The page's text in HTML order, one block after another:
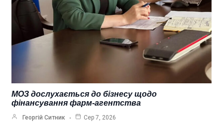
МОЗ дослухається до бізнесу щодо
фінансування фарм-агентства
Георгій Ситник Сер 7, 2026